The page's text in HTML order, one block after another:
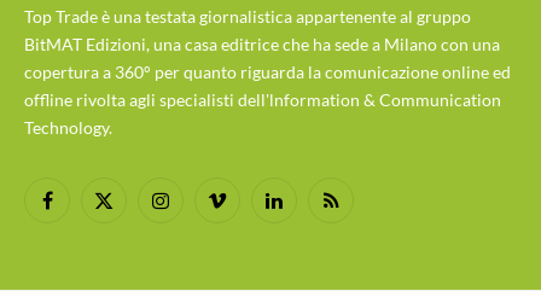
Top Trade è una testata giornalistica appartenente al gruppo
BitMAT Edizioni, una casa editrice che ha sede a Milano con una
copertura a 360° per quanto riguarda la comunicazione online ed
offline rivolta agli specialisti dell'lnformation & Communication
Technology.
Facebook
X
InstagramVimeo LinkedInRSS